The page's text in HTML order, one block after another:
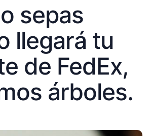
sepas
llegará tu
de FedEx,
árboles.